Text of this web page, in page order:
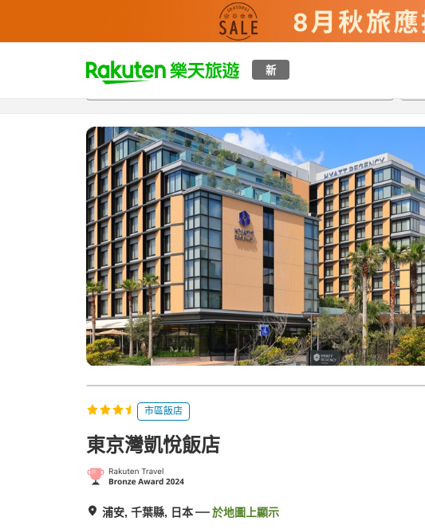
新
t
p
a
g
e
_
s
e
a
r
c
h
總覽客房與方案評語特點設施
市區飯店
東京灣凱悅飯店
浦安, 千葉縣, 日本 於地圖上顯示